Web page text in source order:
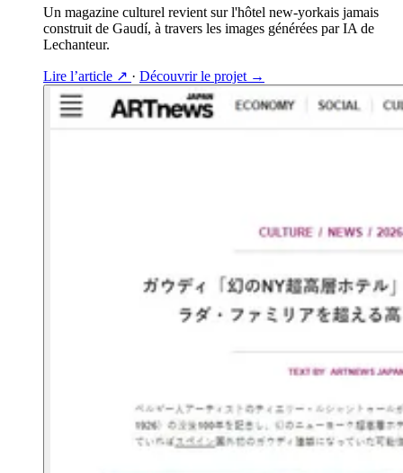
Un magazine culturel revient sur l'hôtel new-yorkais jamais
construit de Gaudí, à travers les images générées par IA de
Lechanteur.
Lire l’article ↗ · Découvrir le projet →